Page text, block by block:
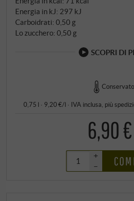
Energia in kJ: 297 kJ
Carboidrati: 0,50 g
Lo zucchero: 0,50 g
SCOPRI DI
0,75 l · 9,20 €/l · IVA inclusa , più
6,90 €
+
–